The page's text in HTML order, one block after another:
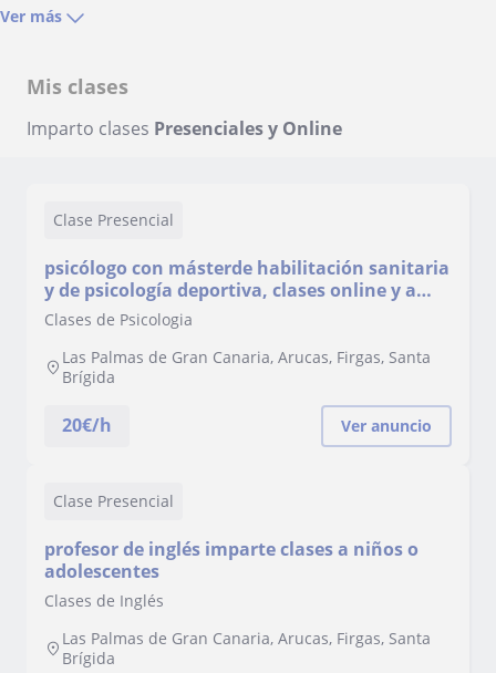
Ver más
Mis clases
Imparto clases Presenciales y Online
Clase Presencial
psicólogo con másterde habilitación sanitaria
y de psicología deportiva, clases online y a
domicilio
Clases de Psicologia
Las Palmas de Gran Canaria, Arucas, Firgas, Santa
Brígida
20€/h Ver anuncio
Clase Presencial
profesor de inglés imparte clases a niños o
adolescentes
Clases de Inglés
Las Palmas de Gran Canaria, Arucas, Firgas, Santa
Brígida